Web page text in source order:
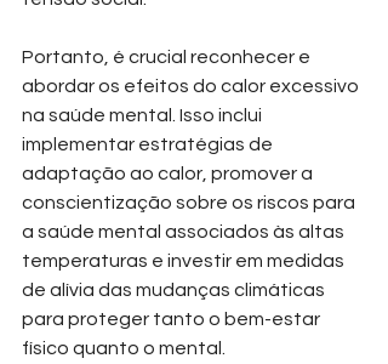
Portanto, é crucial reconhecer e
abordar os efeitos do calor excessivo
na saúde mental. Isso inclui
implementar estratégias de
adaptação ao calor, promover a
conscientização sobre os riscos para
a saúde mental associados às altas
temperaturas e investir em medidas
de alívia das mudanças climáticas
para proteger tanto o bem-estar
físico quanto o mental.